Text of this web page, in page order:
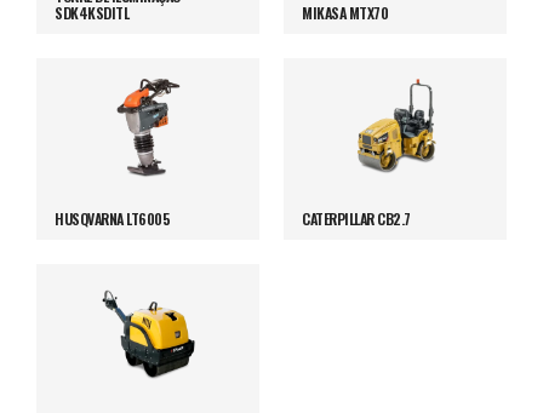
SDK4KSDITL
MIKASA MTX70
HUSQVARNA LT6005 CATERPILLAR CB2.7